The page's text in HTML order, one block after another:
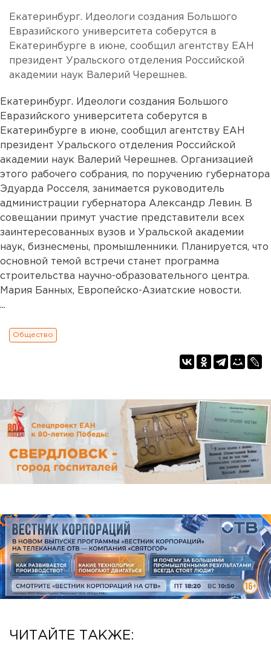
Екатеринбург. Идеологи создания Большого
Евразийского университета соберутся в
Екатеринбурге в июне, сообщил агентству ЕАН
президент Уральского отделения Российской
академии наук Валерий Черешнев.
Екатеринбург. Идеологи создания Большого
Евразийского университета соберутся в
Екатеринбурге в июне, сообщил агентству ЕАН
президент Уральского отделения Российской
академии наук Валерий Черешнев. Организацией
этого рабочего собрания, по поручению губернатора
Эдуарда Росселя, занимается руководитель
администрации губернатора Александр Левин. В
совещании примут участие представители всех
заинтересованных вузов и Уральской академии
наук, бизнесмены, промышленники. Планируется, что
основной темой встречи станет программа
строительства научно-образовательного центра.
Мария Банных, Европейско-Азиатские новости.
...
Общество
ЧИТАЙТЕ ТАКЖЕ: